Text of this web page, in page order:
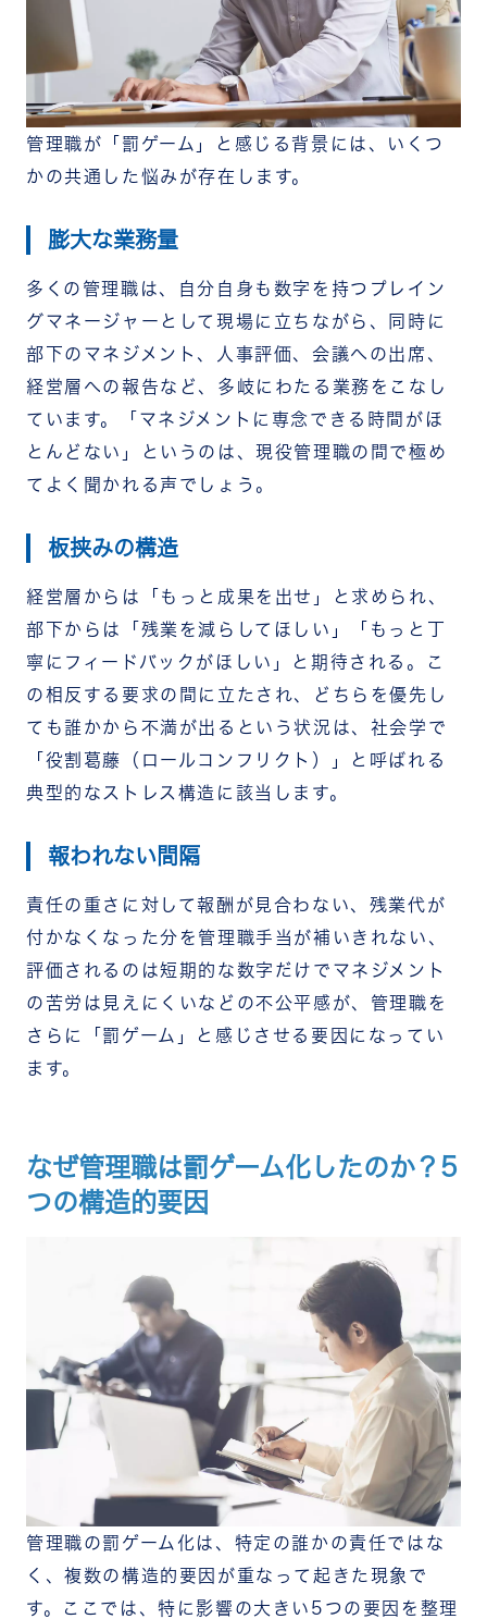
管理職が「罰ゲーム」と感じる背景には、いくつ
かの共通した悩みが存在します。
膨大な業務量
多くの管理職は、自分自身も数字を持つプレイン
グマネージャーとして現場に立ちながら、同時に
部下のマネジメント、人事評価、会議への出席、
経営層への報告など、多岐にわたる業務をこなし
ています。「マネジメントに専念できる時間がほ
とんどない」というのは、現役管理職の間で極め
てよく聞かれる声でしょう。
板挟みの構造
経営層からは「もっと成果を出せ」と求められ、
部下からは「残業を減らしてほしい」「もっと丁
寧にフィードバックがほしい」と期待される。こ
の相反する要求の間に立たされ、どちらを優先し
ても誰かから不満が出るという状況は、社会学で
「役割葛藤（ロールコンフリクト）」と呼ばれる
典型的なストレス構造に該当します。
報われない間隔
責任の重さに対して報酬が見合わない、残業代が
付かなくなった分を管理職手当が補いきれない、
評価されるのは短期的な数字だけでマネジメント
の苦労は見えにくいなどの不公平感が、管理職を
さらに「罰ゲーム」と感じさせる要因になってい
ます。
なぜ管理職は罰ゲーム化したのか？5
つの構造的要因
管理職の罰ゲーム化は、特定の誰かの責任ではな
く、複数の構造的要因が重なって起きた現象で
す。ここでは、特に影響の大きい5つの要因を整理